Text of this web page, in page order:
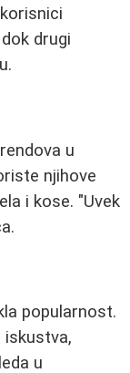
drugi
u
njihove
i kose. "Uvek
popularnost.
iskustva,
u